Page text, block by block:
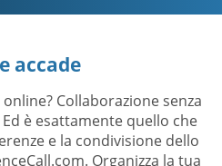
accade
Collaborazione senza
è esattamente quello che
e la condivisione dello
Organizza la tua